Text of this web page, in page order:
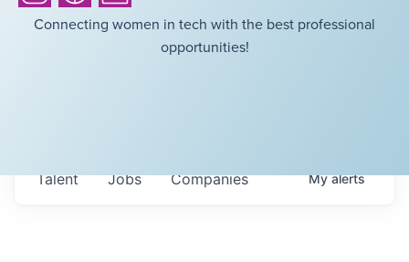
Connecting women in tech with the best professional
opportunities!
Jobs Companies
Talent Myalerts